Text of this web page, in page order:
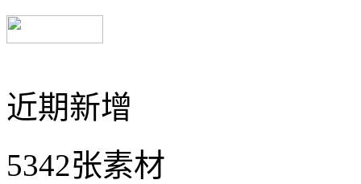
近期新增
5342张素材